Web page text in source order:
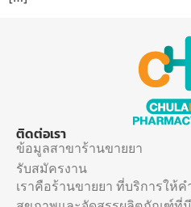
ติดต่อเรา
ข้อมูลสาขาร้านขายยา
รับสมัครงาน
เราคือร้านขายยา ที่บริการให้